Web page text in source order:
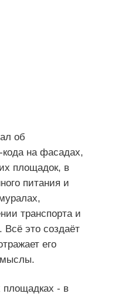
об
кода на фасадах,
площадок, в
питания и
транспорта и
Всё это создаёт
его
- в